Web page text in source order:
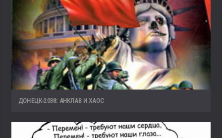
ДОНЕЦК-2038: АНКЛАВ И ХАОС